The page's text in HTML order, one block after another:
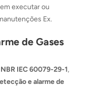
executar ou
Ex.
de Gases
IEC 60079-29-1,
e alarme de